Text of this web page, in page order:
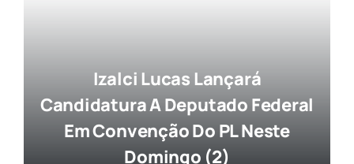
Izalci Lucas Lançará
Candidatura A Deputado Federal
Em Convenção Do PL Neste
Domingo (2)